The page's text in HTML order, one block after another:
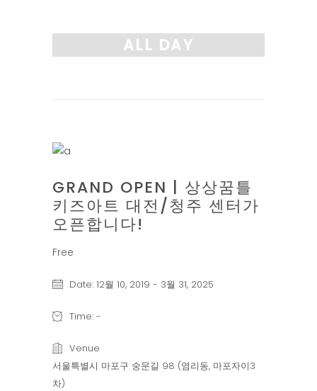
ALL DAY
12월
GRAND OPEN | 상상꿈틀
키즈아트 대전/청주 센터가
오픈합니다!
Free
Date: 12월 10, 2019 - 3월 31, 2025
Time: -
Venue
서울특별시 마포구 숭문길 98 (염리동, 마포자이3
차)